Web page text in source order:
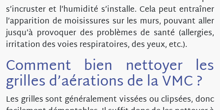
s’incruster et l’humidité s’installe. Cela peut entraîner
l’apparition de moisissures sur les murs, pouvant aller
jusqu’à provoquer des problèmes de santé (allergies,
irritation des voies respiratoires, des yeux, etc.).
Comment bien nettoyer les
grilles d’aérations de la VMC ?
Les grilles sont généralement vissées ou clipsées, donc